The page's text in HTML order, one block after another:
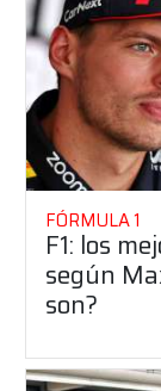
FÓRMULA 1
F1: los
según
son?